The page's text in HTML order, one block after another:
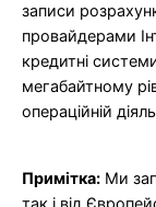
записи
провайдерами
кредитні
мегабайтному
операційній
Примітка: Ми
так і від